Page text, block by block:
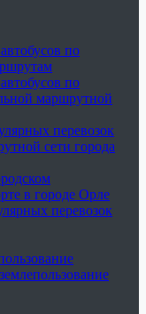
по
по
маршрутной
перевозок
сети города
в городе Орле
перевозок